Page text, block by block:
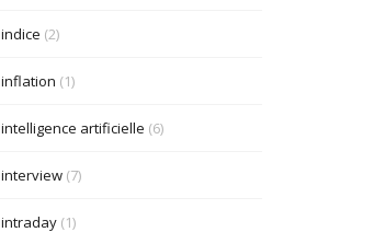
indice (2)
inflation (1)
intelligence artificielle (6)
interview(7)
intraday(1)